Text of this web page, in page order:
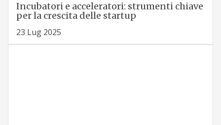
Incubatori e acceleratori: strumenti chiave
per la crescita delle startup
23 Lug 2025